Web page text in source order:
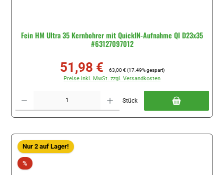
Fein HM Ultra 35 Kernbohrer mit QuickIN-Aufnahme QI D23x35
#63127097012
Verkaufspreis:
51,98 € 63,00 € (17.49% gespart)
Preise inkl. MwSt. zzgl. Versandkosten
Stück
Nur 2 auf Lager!
%Rabatt